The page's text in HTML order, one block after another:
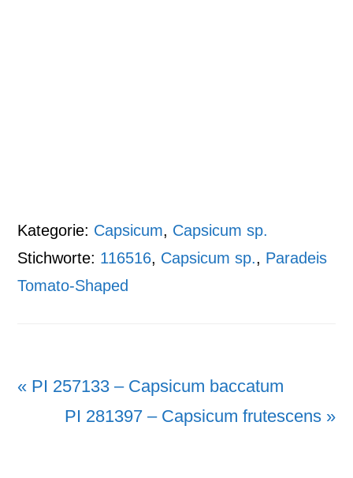
Kategorie: Capsicum, Capsicum sp.
Stichworte: 116516, Capsicum sp., Paradeis
Tomato-Shaped
Vorheriger
Beitrag:
« PI 257133 – Capsicum baccatum
Nächster
PI 281397 – Capsicum frutescens »